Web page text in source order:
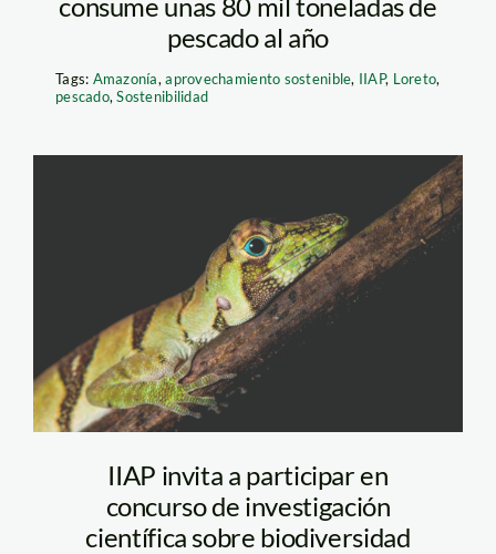
paco de piscigranjas.
pescado al año
Tags: Amazonía,aprovechamiento sostenible, IIAP, Loreto,
pescado,Sostenibilidad
Yaguas, belleza y
biodiversidad
IIAP invita a participar en
concurso de investigación
científica sobre biodiversidad